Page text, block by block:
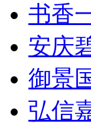
书香
安庆
御景
弘信